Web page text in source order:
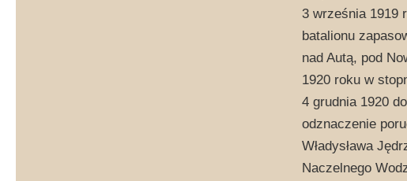
3 września 1919
batalionu
nad Autą, pod
1920 roku w
4 grudnia 1920
odznaczenie
Władysława
Naczelnego